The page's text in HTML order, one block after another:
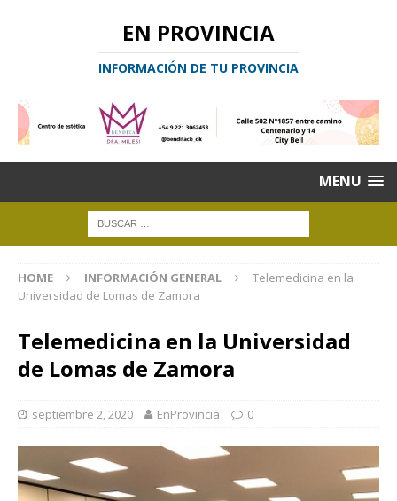
EN PROVINCIA
INFORMACIÓN DE TU PROVINCIA
MENU
HOME INFORMACIÓN GENERAL
Telemedicina en la
Universidad de Lomas de Zamora
Telemedicina en la Universidad
de Lomas de Zamora
septiembre 2, 2020 EnProvincia 0